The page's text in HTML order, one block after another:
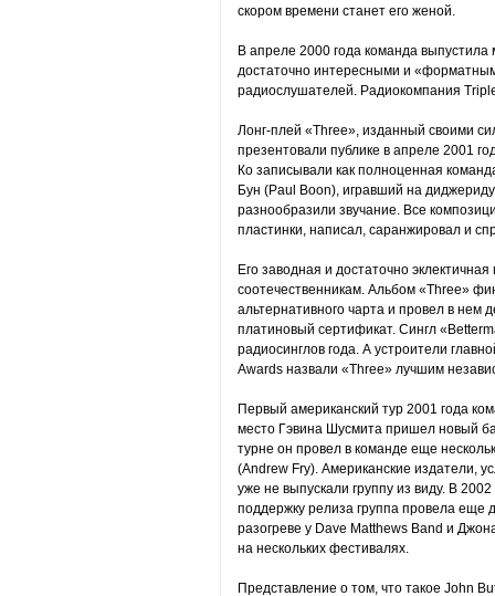
скором времени станет его женой.
В апреле 2000 года команда
достаточно интересными и
радиослушателей. Радиокомпания
Лонг-плей «Three», изданный своими
презентовали публике в апреле 2001
Ко записывали как полноценная
Бун (Paul Boon), игравший на
разнообразили звучание. Все
пластинки, написал, саранжировал и
Его заводная и достаточно
соотечественникам. Альбом «Three»
альтернативного чарта и провел в нем
платиновый сертификат. Сингл
радиосинглов года. А устроители
Awards назвали «Three» лучшим
Первый американский тур 2001 года
место Гэвина Шусмита пришел новый
турне он провел в команде еще
(Andrew Fry). Американские издатели,
уже не выпускали группу из виду. В
поддержку релиза группа провела еще
разогреве у Dave Matthews Band и
на нескольких фестивалях.
Представление о том, что такое John